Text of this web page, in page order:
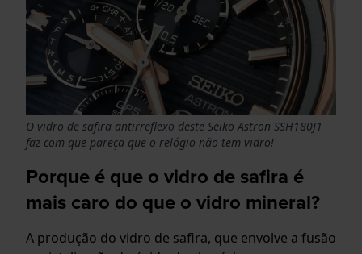
O vidro de safira antirreflexo deste Seiko Astron SSH180J1
faz com que pareça que o relógio não tem vidro!
Porque é que o vidro de safira é
mais caro do que o vidro mineral?
A produção do vidro de safira, que envolve a fusão